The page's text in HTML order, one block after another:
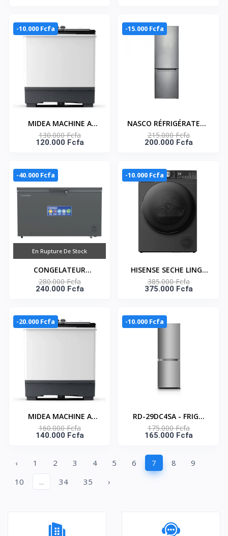
-10.000 Fcfa
MIDEA MACHINE A
LAVER 12KG TOP LOAD
- TWIN TUB-
130.000 Fcfa
120.000 Fcfa
-15.000 Fcfa
NASCO RÉFRIGÉRATEUR
COMBINÉ 246 LITRES –
HNASD2-33
215.000 Fcfa
200.000 Fcfa
-40.000 Fcfa
En Rupture De Stock
CONGELATEUR
HORIZONTAL UNE
PORTE GRIS AVEC
600WA-DS
280.000 Fcfa
240.000 Fcfa
-10.000 Fcfa
HISENSE SECHE LINGE
10KG - CONNECT LIFE -
DH5S102BB
385.000 Fcfa
375.000 Fcfa
-20.000 Fcfa
MIDEA MACHINE A
LAVER 14KG TOP LOAD
- TWIN TUB -
160.000 Fcfa
140.000 Fcfa
-10.000 Fcfa
RD-29DC4SA - FRIGO
COMBINE HISENSE/ A+/
SILVER/ 225LT
NET(159+66)/ 3
TIROIRS
175.000 Fcfa
165.000 Fcfa
‹ 1 2 3 4 5 6 7 8
9
10
... 34 35 ›